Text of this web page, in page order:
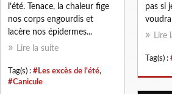
l’été. Tenace, la chaleur fige
nos corps engourdis et
lacère nos épidermes...
Lire la suite
Tag(s) : #Les excès de l'été,
#Canicule
pas si
Lire
Tag(s) :